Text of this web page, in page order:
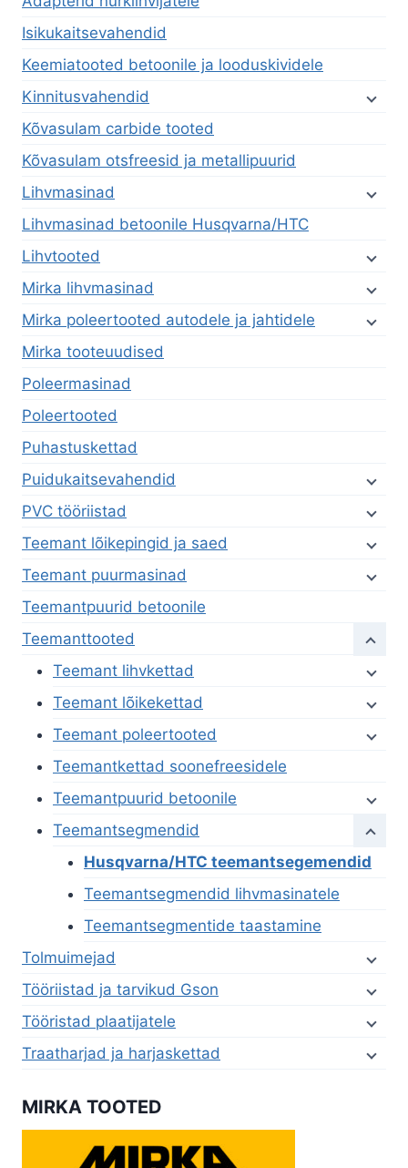
Isikukaitsevahendid
Keemiatooted betoonile ja looduskividele
Kinnitusvahendid
Kõvasulam carbide tooted
Kõvasulam otsfreesid ja metallipuurid
Lihvmasinad
Lihvmasinad betoonile Husqvarna/HTC
Lihvtooted
Mirka lihvmasinad
Mirka poleertooted autodele ja jahtidele
Mirka tooteuudised
Poleermasinad
Poleertooted
Puhastuskettad
Puidukaitsevahendid
PVC tööriistad
Teemant lõikepingid ja saed
Teemant puurmasinad
Teemantpuurid betoonile
Teemanttooted
Teemant lihvkettad
Teemant lõikekettad
Teemant poleertooted
Teemantkettad soonefreesidele
Teemantpuurid betoonile
Teemantsegmendid
Husqvarna/HTC teemantsegemendid
Teemantsegmendid lihvmasinatele
Teemantsegmentide taastamine
Tolmuimejad
Tööriistad ja tarvikud Gson
Tööristad plaatijatele
Traatharjad ja harjaskettad
MIRKA TOOTED